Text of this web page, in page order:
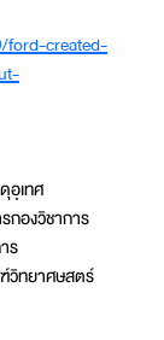
ford-created-
อุเทศ
องวิชาการ
ร
วิทยาศษสตร์